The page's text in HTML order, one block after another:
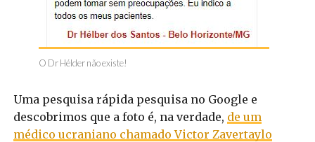
O Dr Hélder não existe!
Uma pesquisa rápida pesquisa no Google e
descobrimos que a foto é, na verdade, de um
médico ucraniano chamado Victor Zavertaylo